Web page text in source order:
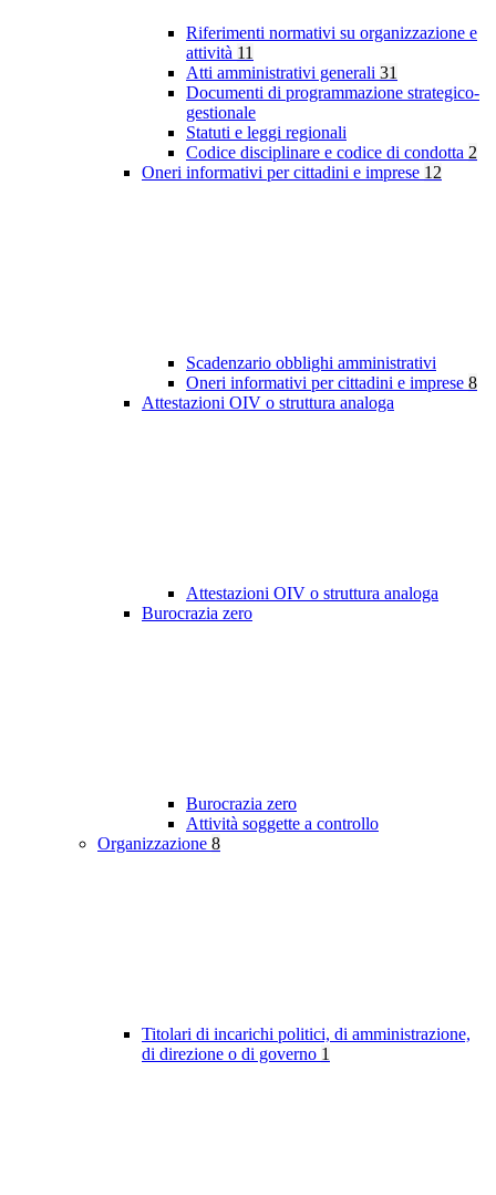
Riferimenti normativi su organizzazione e
attività 11
Atti amministrativi generali 31
Documenti di programmazione strategico-
gestionale
Statuti e leggi regionali
Codice disciplinare e codice di condotta 2
Oneri informativi per cittadini e imprese 12
Scadenzario obblighi amministrativi
Oneri informativi per cittadini e imprese 8
Attestazioni OIV o struttura analoga
Attestazioni OIV o struttura analoga
Burocrazia zero
Burocrazia zero
Attività soggette a controllo
Organizzazione 8
Titolari di incarichi politici, di amministrazione,
di direzione o di governo 1